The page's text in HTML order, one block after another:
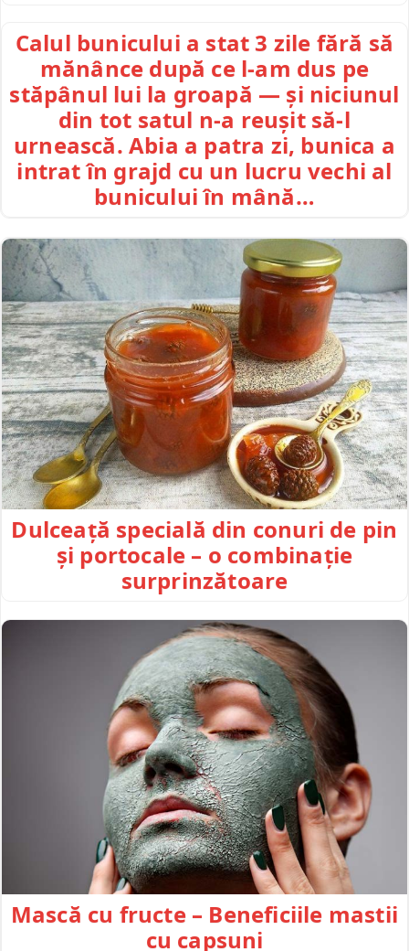
Calul bunicului a stat 3 zile fără să
mănânce după ce l-am dus pe
stăpânul lui la groapă — și niciunul
din tot satul n-a reușit să-l
urnească. Abia a patra zi, bunica a
intrat în grajd cu un lucru vechi al
bunicului în mână…
Dulceață specială din conuri de pin
și portocale – o combinație
surprinzătoare
Mască cu fructe – Beneficiile mastii
cu capsuni